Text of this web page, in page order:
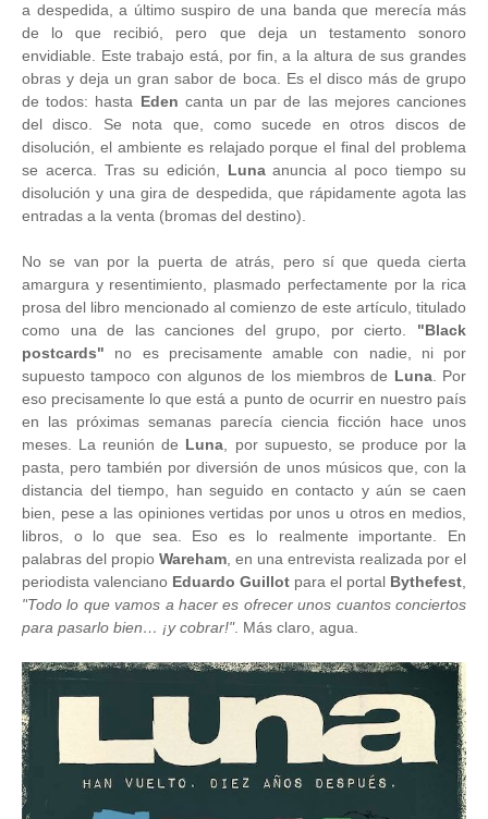
a despedida, a último suspiro de una banda que merecía más
de lo que recibió, pero que deja un testamento sonoro
envidiable. Este trabajo está, por fin, a la altura de sus grandes
obras y deja un gran sabor de boca. Es el disco más de grupo
de todos: hasta Eden canta un par de las mejores canciones
del disco. Se nota que, como sucede en otros discos de
disolución, el ambiente es relajado porque el final del problema
se acerca. Tras su edición, Lunaanuncia al poco tiempo su
disolución y una gira de despedida, que rápidamente agota las
entradas a la venta (bromas del destino).
No se van por la puerta de atrás, pero sí que queda cierta
amargura y resentimiento, plasmado perfectamente por la rica
prosa del libro mencionado al comienzo de este artículo, titulado
como una de las canciones del grupo, por cierto. "Black
postcards" no es precisamente amable con nadie, ni por
supuesto tampoco con algunos de los miembros de Luna. Por
eso precisamente lo que está a punto de ocurrir en nuestro país
en las próximas semanas parecía ciencia ficción hace unos
meses. La reunión de Luna, por supuesto, se produce por la
pasta, pero también por diversión de unos músicos que, con la
distancia del tiempo, han seguido en contacto y aún se caen
bien, pese a las opiniones vertidas por unos u otros en medios,
libros, o lo que sea. Eso es lo realmente importante. En
palabras del propio Wareham, en una entrevista realizada por el
periodista valenciano Eduardo Guillot para el portal Bythefest,
"Todo lo que vamos a hacer es ofrecer unos cuantos conciertos
para pasarlo bien… ¡y cobrar!". Más claro, agua.